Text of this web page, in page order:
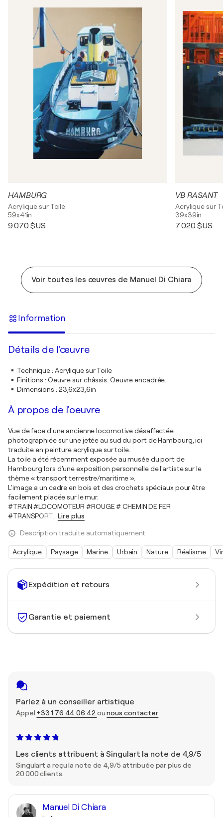
Expédition et retours
Garantie et paiement
Parlez à un conseiller artistique
Appel +33 1 76 44 06 42 ounous contacter
Les clients attribuent à Singulart la note de 4,9/5
Singulart a reçu la note de 4,9/5 attribuée par plus de
20 000 clients.
Manuel Di Chiara
HAMBURG
Acrylique sur Toile
59x41in
9 070 $US
VB RASANT
Acrylique sur
39x39in
7 020 $US
Voir toutes les œuvres de Manuel Di Chiara
Information
Détails de l'œuvre
Technique: Acrylique sur Toile
Finitions : Oeuvre sur châssis. Oeuvre encadrée.
Dimensions : 23,6x23,6in
À propos de l'oeuvre
Vue de face d'une ancienne locomotive désaffectée
photographiée sur une jetée au sud du port de Hambourg, ici
traduite en peinture acrylique sur toile.
La toile a été récemment exposée au musée du port de
Hambourg lors d'une exposition personnelle de l'artiste sur le
thème « transport terrestre/maritime ».
L'image a un cadre en bois et des crochets spéciaux pour être
facilement placée sur le mur.
#TRAIN #LOCOMOTEUR #ROUGE # CHEMIN DE FER
#TRANSPORT
Lire plus
Description traduite automatiquement.
Acrylique Paysage Marine Urbain Nature Réalisme